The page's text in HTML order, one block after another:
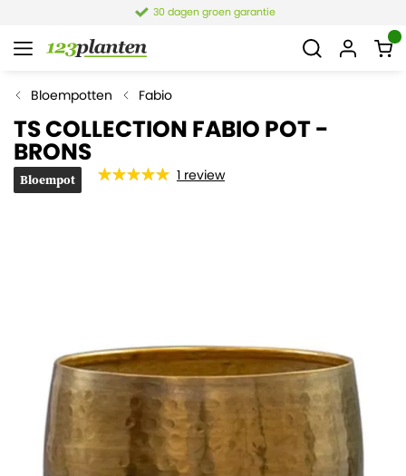
30 dagen groen garantie
Bloempotten Fabio
TS COLLECTION FABIO POT -
BRONS
Bloempot 1 review